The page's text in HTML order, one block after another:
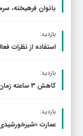
بانوان فرهیخته،
بازدید:
استفاده از نظرات
بازدید:
کاهش ۳ ساعته زمان سفر با تکمیل محور قزوین- الموت- تنکابن
بازدید:
عمارت